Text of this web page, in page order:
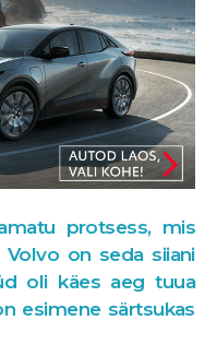
protsess, mis
on seda siiani
oli käes aeg tuua
esimene särtsukas